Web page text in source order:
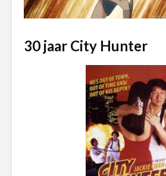
30 jaar City Hunter